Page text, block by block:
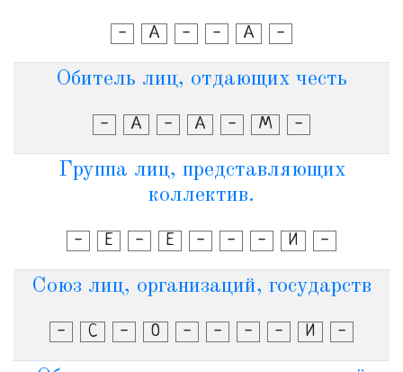
- А - - А -
Обитель лиц, отдающих честь
- А - А - М -
Группа лиц, представляющих
коллектив.
- Е - Е - - - И -
Союз лиц, организаций, государств
- С - О - - - - И -